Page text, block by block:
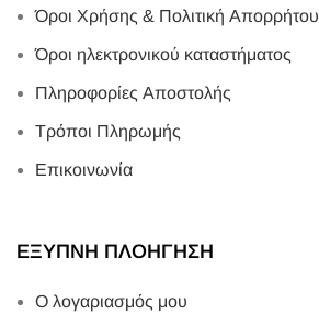
Όροι Χρήσης & Πολιτική Απορρήτου
Όροι ηλεκτρονικού καταστήματος
Πληροφορίες Αποστολής
Τρόποι Πληρωμής
Επικοινωνία
ΕΞΥΠΝΗ ΠΛΟΗΓΗΣΗ
Ο λογαριασμός μου